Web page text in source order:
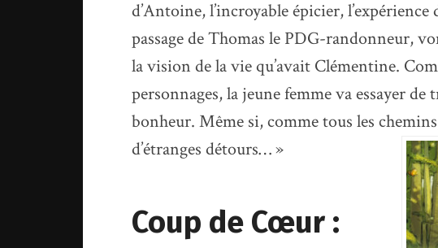
d’Antoine, l’incroyable épicier,
passage de Thomas le PDG-randonneur,
la vision de la vie qu’avait Clémentine.
personnages, la jeune femme va essayer
bonheur. Même si, comme tous les
d’étranges détours… »
Coup de Cœur :